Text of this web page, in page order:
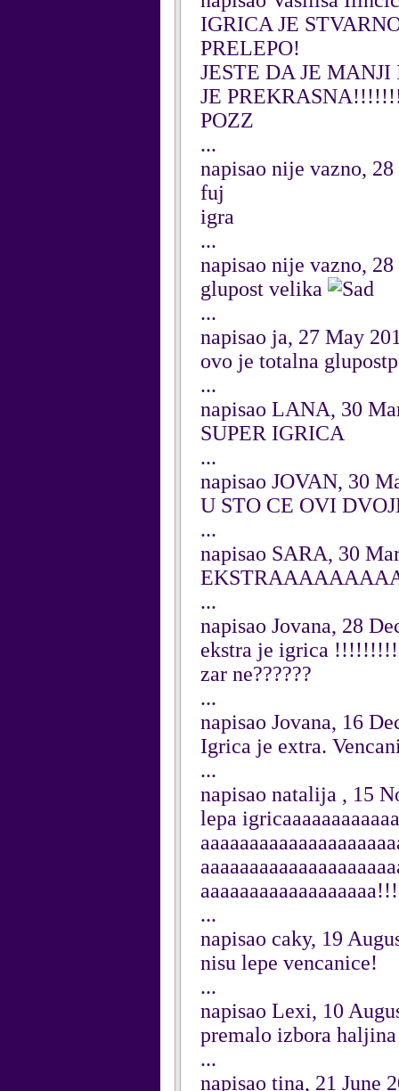
IGRICA JE
PRELEPO!
JESTE DA JE
JE
POZZ
...
napisao nije vazno,
fuj
igra
...
napisao nije vazno,
glupost velika
...
napisao ja, 27 May
ovo je totalna glupostp
...
napisao LANA, 30
SUPER IGRICA
...
napisao JOVAN, 30
U STO CE OVI
...
napisao SARA, 30
...
napisao Jovana, 28
ekstra je igrica
zar ne??????
...
napisao Jovana, 16
Igrica je extra.
...
napisao natalija , 15
lepa
...
napisao caky, 19
nisu lepe vencanice!
...
napisao Lexi, 10
premalo izbora
...
napisao tina, 21 June